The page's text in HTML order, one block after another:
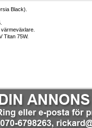
Black).
Titan 75W.